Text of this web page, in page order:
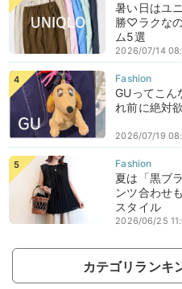
暑い日はユ
勝♡ラクな
ム5選
2026/07/14
GUってこん
れ前に絶対
2026/07/19
夏は「黒ブ
ンツ合わせ
スタイル
2026/06/25
カテゴリランキ